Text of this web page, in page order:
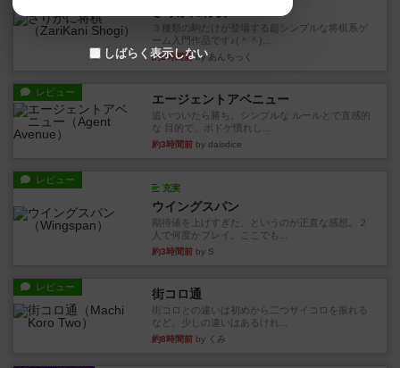
３種類の駒だけが登場する超シンプルな将棋系ゲ
ーム入門作品です♪(＾＾)...
約2時間前by あんちっく
レビュー エージェントアベニュー
追いついたら勝ち。シンプルな ルールとで直感的
な 目的で、ボドゲ慣れし...
約3時間前 by daisdice
レビュー
充実
ウイングスパン
期待値を上げすぎた、というのが正直な感想。２
人で何度かプレイ。ここでも...
約3時間前 by S
レビュー 街コロ通
街コロとの違いは初めから二つサイコロを振れる
など、少しの違いはあるけれ...
約8時間前 by くみ
しばらく表示しない